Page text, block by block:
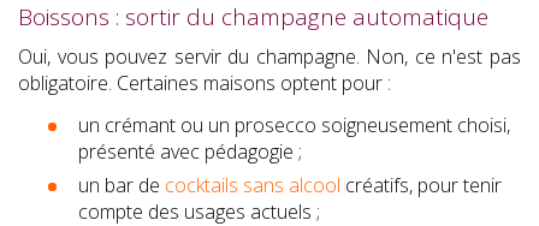
Boissons : sortir du champagne automatique
Oui, vous pouvez servir du champagne. Non, ce n'est pas
obligatoire. Certaines maisons optent pour :
un crémant ou un prosecco soigneusement choisi,
présenté avec pédagogie ;
un bar de cocktails sans alcool créatifs, pour tenir
compte des usages actuels ;